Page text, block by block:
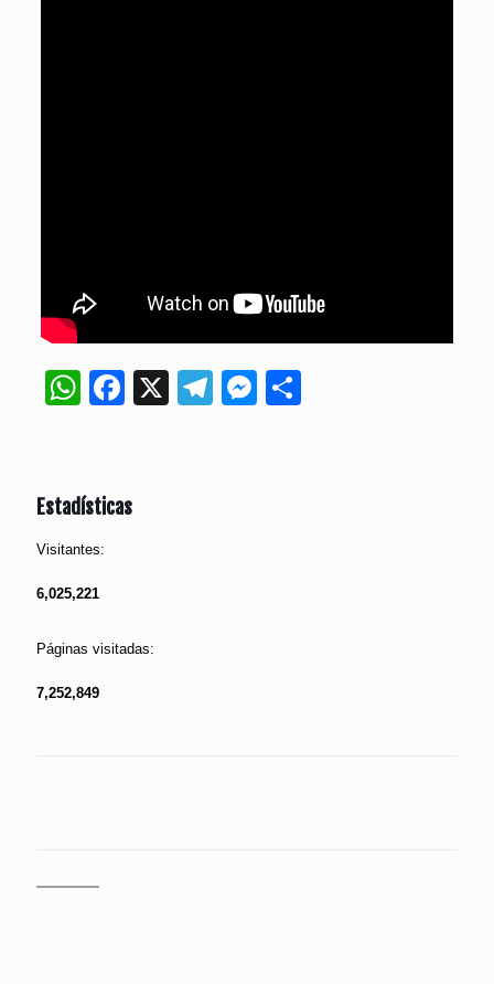
WhatsApp
Facebook
X Telegram
Messenger
Compartir
Estadísticas
Visitantes:
6,025,221
Páginas visitadas:
7,252,849